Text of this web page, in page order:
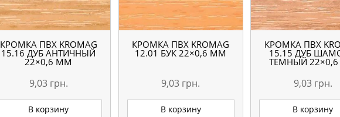
КРОМКА ПВХ KROMAG
15.16 ДУБ АНТИЧНЫЙ
22×0,6 ММ
9,03 грн.
В корзину
КРОМКА ПВХ KROMAG
12.01 БУК 22×0,6 ММ
9,03 грн.
В корзину
КРОМКА ПВХ
15.15 ДУБ
ТЕМНЫЙ
9,03 грн.
В корзину